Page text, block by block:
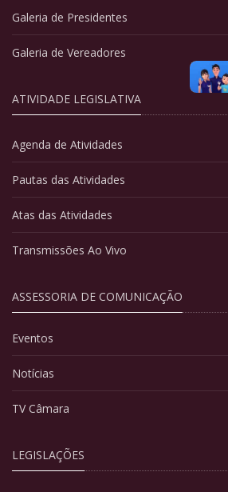
Galeria de Presidentes
Galeria de Vereadores
ATIVIDADE LEGISLATIVA
Agenda de Atividades
Pautas das Atividades
Atas das Atividades
Transmissões Ao Vivo
ASSESSORIA DE COMUNICAÇÃO
Eventos
Notícias
TV Câmara
LEGISLAÇÕES